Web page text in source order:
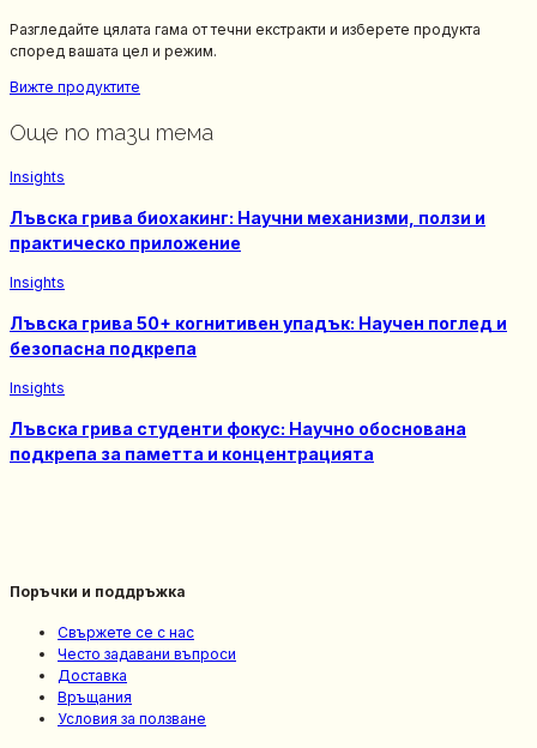
Разгледайте цялата гама от течни екстракти и изберете продукта
според вашата цел и режим.
Вижте продуктите
Още по тази тема
Insights
Лъвска грива биохакинг: Научни механизми, ползи и
практическо приложение
Insights
Лъвска грива 50+ когнитивен упадък: Научен поглед и
безопасна подкрепa
Insights
Лъвска грива студенти фокус: Научно обоснована
подкрепа за паметта и концентрацията
Поръчки и поддръжка
Свържете се с нас
Често задавани въпроси
Доставка
Връщания
Условия за ползване